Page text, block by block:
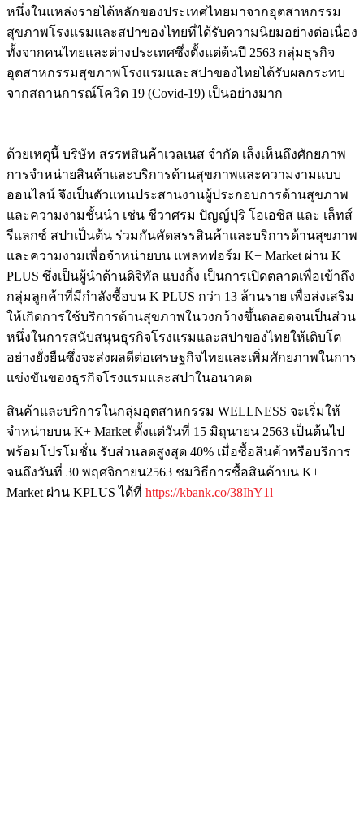
หนึ่งในแหล่งรายได้หลักของประเทศไทยมาจากอุตสาหกรรม
สุขภาพโรงแรมและสปาของไทยที่ได้รับความนิยมอย่างต่อเนื่อง
ทั้งจากคนไทยและต่างประเทศซึ่งตั้งแต่ต้นปี 2563 กลุ่มธุรกิจ
อุตสาหกรรมสุขภาพโรงแรมและสปาของไทยได้รับผลกระทบ
จากสถานการณ์โควิด 19 (Covid-19) เป็นอย่างมาก
ด้วยเหตุนี้ บริษัท สรรพสินค้าเวลเนส จำกัด เล็งเห็นถึงศักยภาพ
การจำหน่ายสินค้าและบริการด้านสุขภาพและความงามแบบ
ออนไลน์ จึงเป็นตัวแทนประสานงานผู้ประกอบการด้านสุขภาพ
และความงามชั้นนำ เช่น ชีวาศรม ปัญญ์ปุริ โอเอซิส และ เล็ทส์
รีแลกซ์ สปาเป็นต้น ร่วมกันคัดสรรสินค้าและบริการด้านสุขภาพ
และความงามเพื่อจำหน่ายบน แพลทฟอร์ม K+ Market ผ่าน K
PLUS ซึ่งเป็นผู้นำด้านดิจิทัล แบงกิ้ง เป็นการเปิดตลาดเพื่อเข้าถึง
กลุ่มลูกค้าที่มีกำลังซื้อบน K PLUS กว่า 13 ล้านราย เพื่อส่งเสริม
ให้เกิดการใช้บริการด้านสุขภาพในวงกว้างขึ้นตลอดจนเป็นส่วน
หนึ่งในการสนับสนุนธุรกิจโรงแรมและสปาของไทยให้เติบโต
อย่างยั่งยืนซึ่งจะส่งผลดีต่อเศรษฐกิจไทยและเพิ่มศักยภาพในการ
แข่งขันของธุรกิจโรงแรมและสปาในอนาคต
สินค้าและบริการในกลุ่มอุตสาหกรรม WELLNESS จะเริ่มให้
จำหน่ายบน K+ Market ตั้งแต่วันที่ 15 มิถุนายน 2563 เป็นต้นไป
พร้อมโปรโมชั่น รับส่วนลดสูงสุด 40% เมื่อซื้อสินค้าหรือบริการ
จนถึงวันที่ 30 พฤศจิกายน2563 ชมวิธีการซื้อสินค้าบน K+
Market ผ่าน KPLUS ได้ที่ https://kbank.co/38IhY1l